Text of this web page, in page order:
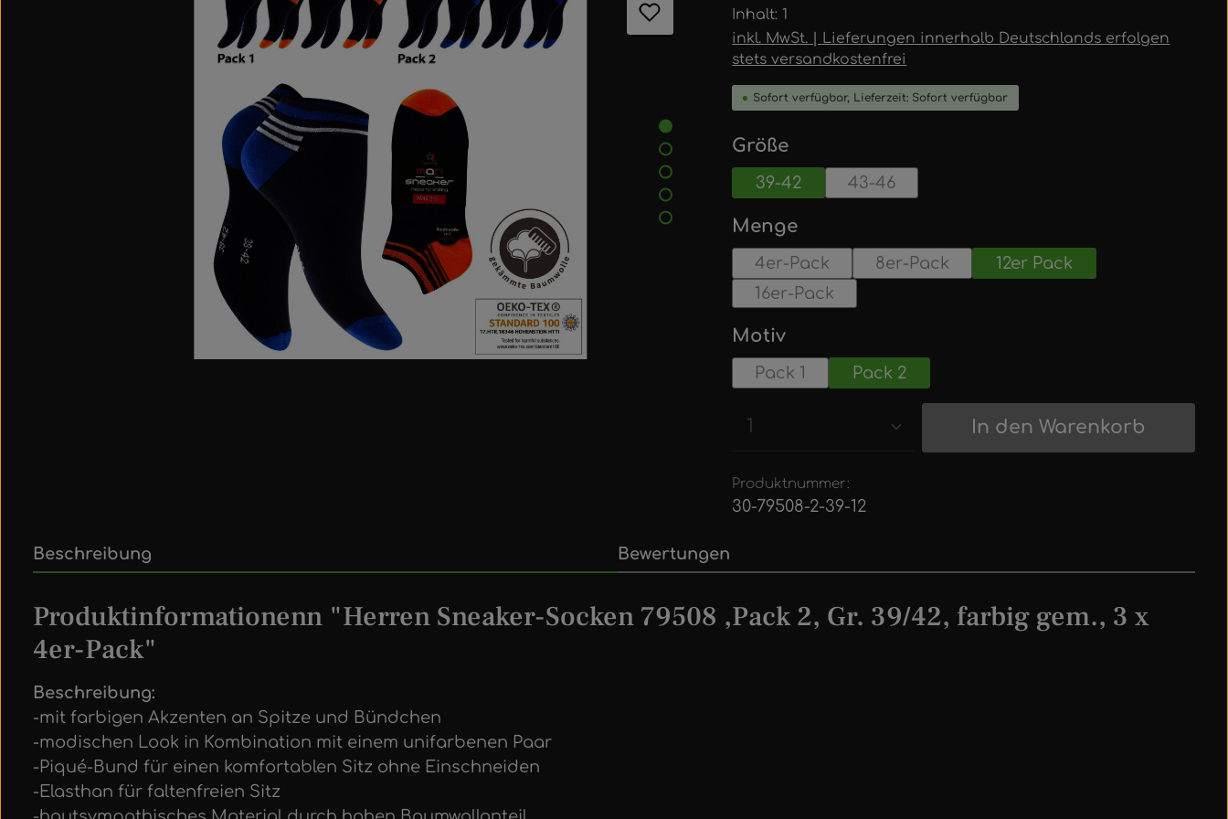
Inhalt: 1
inkl. MwSt. | Lieferungen innerhalb Deutschlands erfolgen
stets versandkostenfrei
Sofort verfügbar, Lieferzeit: Sofort verfügbar
Größeauswählen
39-42 43-46
Mengeauswählen
4er-Pack 8er-Pack
12er Pack
16er-Pack
Motivauswählen
Pack 1 Pack 2
Produkt Anzahl: Gib den gewünschten
In den Warenkorb
Produktnummer:
30-79508-2-39-12
Beschreibung Bewertungen
Produktinformationenn "Herren Sneaker-Socken 79508 ,Pack 2, Gr. 39/42, farbig gem., 3 x
4er-Pack"
Beschreibung:
-mit farbigen Akzenten an Spitze und Bündchen
-modischen Look in Kombination mit einem unifarbenen Paar
-Piqué-Bund für einen komfortablen Sitz ohne Einschneiden
-Elasthan für faltenfreien Sitz